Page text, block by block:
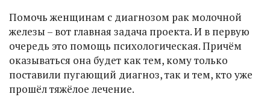
Помочь женщинам с диагнозом рак молочной
железы – вот главная задача проекта. И в первую
очередь это помощь психологическая. Причём
оказываться она будет как тем, кому только
поставили пугающий диагноз, так и тем, кто уже
прошёл тяжёлое лечение.